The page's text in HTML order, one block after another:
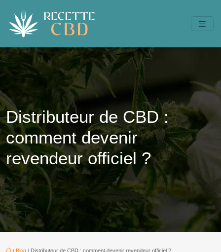
Distributeur de CBD :
comment devenir
revendeur officiel ?
/ Blog / Distributeur de CBD : comment devenir revendeur officiel ?